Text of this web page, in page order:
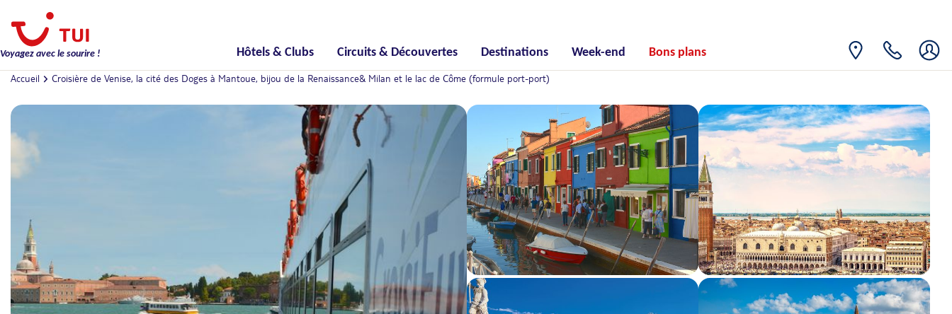
Voyagez avec le sourire ! Hôtels & Clubs Circuits & Découvertes Destinations Week-end Bons plans
Accueil Croisière de Venise, la cité des Doges à Mantoue, bijou de la Renaissance& Milan et le lac de Côme (formule port-port)